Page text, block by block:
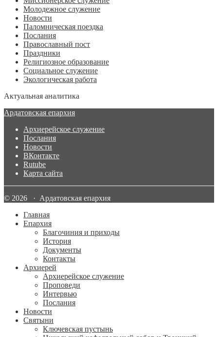
Молодежное служение
Новости
Паломническая поездка
Послания
Православный пост
Праздники
Религиозное образование
Социальное служение
Экологическая работа
Актуальная аналитика
Ардатовская епархия
Архиерейское служение
Послания
Новости
ВКонтакте
Rutube
Карта сайта
© 2026 · Ардатовская епархия
Главная
Епархия
Благочиния и приходы
История
Документы
Контакты
Архиерей
Архиерейское служение
Проповеди
Интервью
Послания
Новости
Святыни
Ключевская пустынь